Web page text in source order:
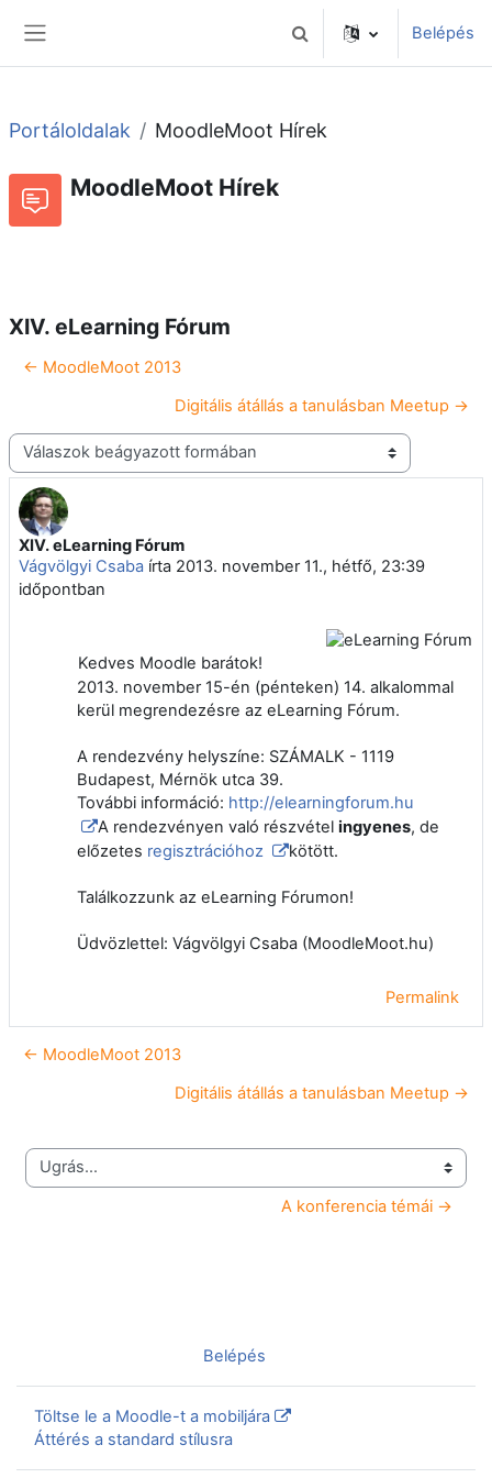
Keresési bemeneti adatok
Belépés
Portáloldalak MoodleMoot Hírek
MoodleMoot Hírek
XIV. eLearning Fórum
← MoodleMoot 2013
Digitális átállás a tanulásban Meetup →
Megjelenítési mód
XIV. eLearning Fórum
Vágvölgyi Csaba írta 2013. november 11., hétfő, 23:39
időpontban
Válaszok szám: 0
Kedves Moodle barátok!
2013. november 15-én (pénteken) 14. alkalommal
kerül megrendezésre az eLearning Fórum.
A rendezvény helyszíne: SZÁMALK - 1119
Budapest, Mérnök utca 39.
További információ: http://elearningforum.hu
A rendezvényen való részvétel ingyenes, de
előzetes regisztrációhoz kötött.
Találkozzunk az eLearning Fórumon!
Üdvözlettel: Vágvölgyi Csaba (MoodleMoot.hu)
Permalink
← MoodleMoot 2013
Digitális átállás a tanulásban Meetup →
Ugrás...
A konferencia témái →
Belépés
Töltse le a Moodle-t a mobiljára
Áttérés a standard stílusra